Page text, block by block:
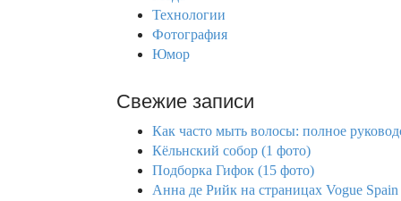
Технологии
Фотография
Юмор
Свежие записи
Как часто мыть волосы: полное
Кёльнский собор (1 фото)
Подборка Гифок (15 фото)
Анна де Рийк на страницах Vogue